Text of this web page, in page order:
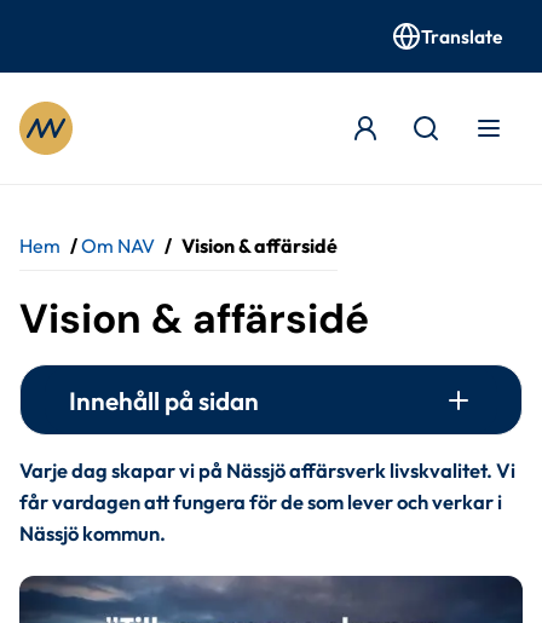
Translate
Hem /Om NAV / Vision & affärsidé
Vision & affärsidé
Innehåll på sidan
Varje dag skapar vi på Nässjö affärsverk livskvalitet. Vi
får vardagen att fungera för de som lever och verkar i
Nässjö kommun.